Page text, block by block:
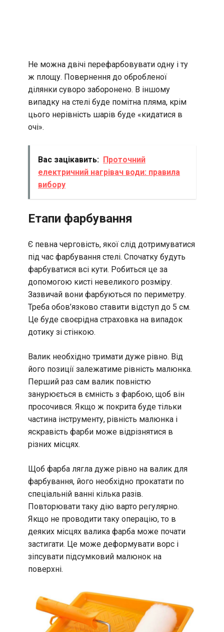
Не можна двічі перефарбовувати одну і ту
ж площу. Повернення до обробленої
ділянки суворо заборонено. В іншому
випадку на стелі буде помітна пляма, крім
цього нерівність шарів буде «кидатися в
очі».
Вас зацікавить: Проточний
електричний нагрівач води: правила
вибору
Етапи фарбування
Є певна черговість, якої слід дотримуватися
під час фарбування стелі. Спочатку будуть
фарбуватися всі кути. Робиться це за
допомогою кисті невеликого розміру.
Зазвичай вони фарбуються по периметру.
Треба обов’язково ставити відступ до 5 см.
Це буде своєрідна страховка на випадок
дотику зі стінкою.
Валик необхідно тримати дуже рівно. Від
його позиції залежатиме рівність малюнка.
Перший раз сам валик повністю
занурюється в ємність з фарбою, щоб він
просочився. Якщо ж покрита буде тільки
частина інструменту, рівність малюнка і
яскравість фарби може відрізнятися в
різних місцях.
Щоб фарба лягла дуже рівно на валик для
фарбування, його необхідно прокатати по
спеціальній ванні кілька разів.
Повторювати таку дію варто регулярно.
Якщо не проводити таку операцію, то в
деяких місцях валика фарба може почати
застигати. Це може деформувати ворс і
зіпсувати підсумковий малюнок на
поверхні.